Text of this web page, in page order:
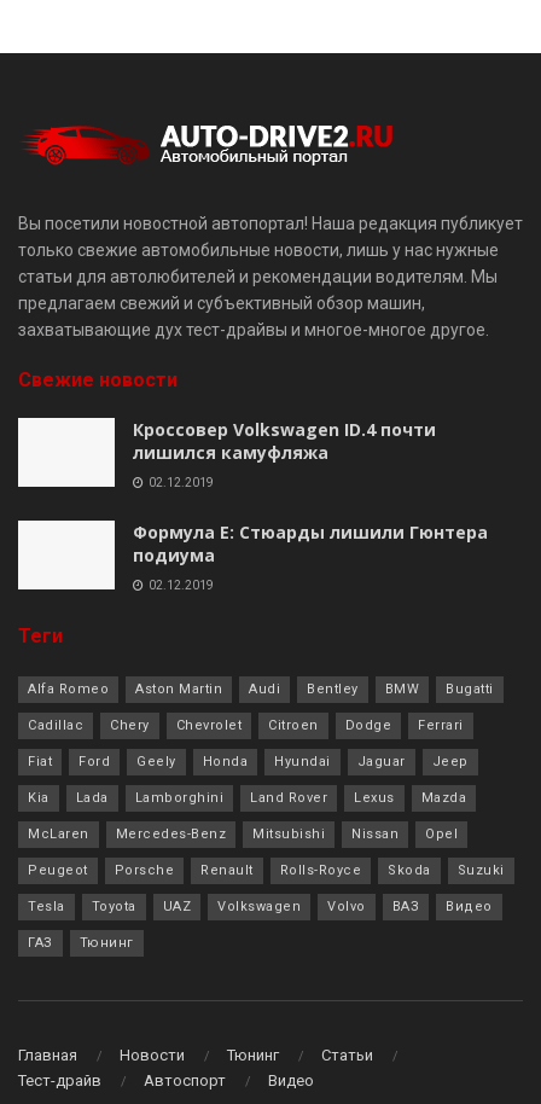
Вы посетили новостной автопортал! Наша редакция публикует
только свежие автомобильные новости, лишь у нас нужные
статьи для автолюбителей и рекомендации водителям. Мы
предлагаем свежий и субъективный обзор машин,
захватывающие дух тест-драйвы и многое-многое другое.
Свежие новости
Кроссовер Volkswagen ID.4 почти
лишился камуфляжа
02.12.2019
Формула E: Стюарды лишили Гюнтера
подиума
02.12.2019
Теги
Alfa Romeo Aston Martin Audi Bentley BMW Bugatti
Cadillac Chery Chevrolet Citroen Dodge Ferrari
Fiat Ford Geely Honda Hyundai Jaguar Jeep
Kia Lada Lamborghini Land Rover Lexus Mazda
McLaren Mercedes-Benz Mitsubishi Nissan Opel
Peugeot Porsche Renault Rolls-Royce Skoda Suzuki
Tesla Toyota UAZ Volkswagen Volvo ВАЗ Видео
ГАЗ Тюнинг
Главная Новости Тюнинг
Статьи
Тест-драйв
Автоспорт Видео